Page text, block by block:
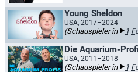
Young Sheldon
USA, 2017–2024
(Schauspieler in 1
Die Aquarium-
USA, 2011–2018
(Schauspieler in 1